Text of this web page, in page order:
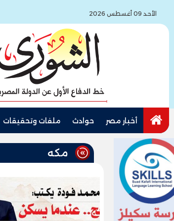
الأحد 09 أغسطس 2026
أخبار مصر حوادث ملفات وتحقيقات
مكه